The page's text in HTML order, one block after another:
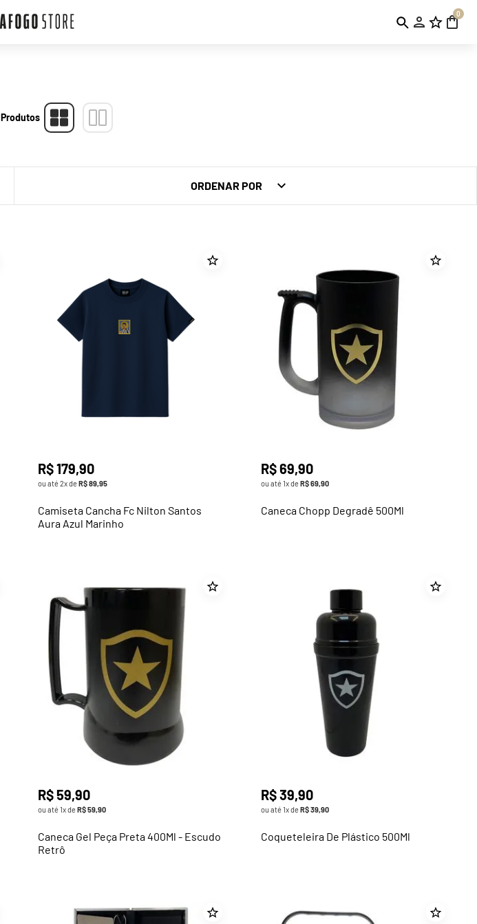
0
Produtos
ORDENAR POR
R$179,90
ou até2x deR$89,95
Camiseta Cancha Fc Nilton Santos
Aura Azul Marinho
R$69,90
ou até1x deR$69,90
Caneca Chopp Degradê 500Ml
R$59,90
ou até1x deR$59,90
Caneca Gel Peça Preta 400Ml - Escudo
Retrô
R$39,90
ou até1x deR$39,90
Coqueteleira De Plástico 500Ml